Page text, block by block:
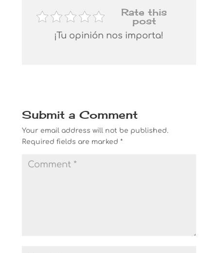
Rate this
post
¡Tu opinión nos importa!
Submit a Comment
Your email address will not be published.
Required fields are marked *